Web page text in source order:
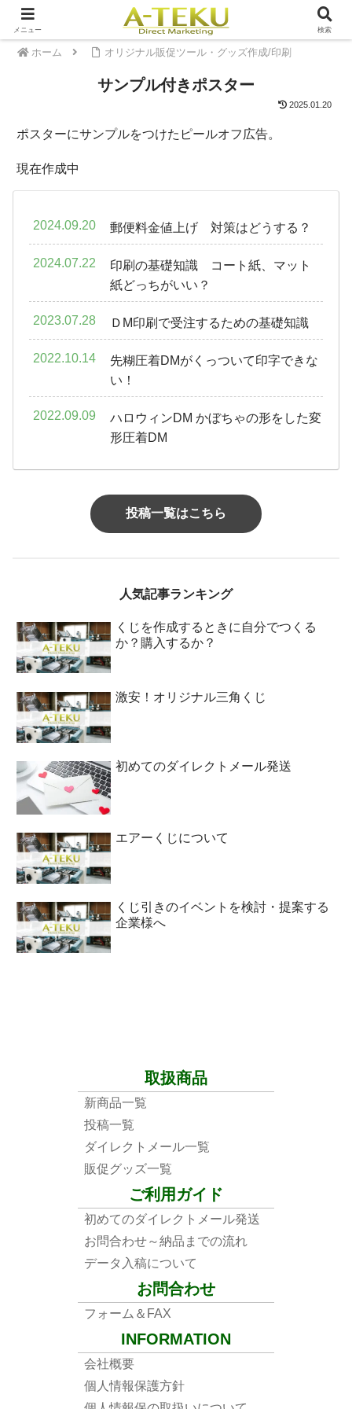
ホーム オリジナル販促ツール・グッズ作成/印刷
サンプル付きポスター
2025.01.20
ポスターにサンプルをつけたピールオフ広告。
現在作成中
郵便料金値上げ 対策はどうする？
2024.09.20
印刷の基礎知識 コート紙、マット
紙どっちがいい？
2024.07.22
ＤM印刷で受注するための基礎知識
2023.07.28
先糊圧着DMがくっついて印字できな
い！
2022.10.14
ハロウィンDM かぼちゃの形をした変
形圧着DM
2022.09.09
投稿一覧はこちら
人気記事ランキング
くじを作成するときに自分でつくる
か？購入するか？
激安！オリジナル三角くじ
初めてのダイレクトメール発送
エアーくじについて
くじ引きのイベントを検討・提案する
企業様へ
取扱商品
新商品一覧
投稿一覧
ダイレクトメール一覧
販促グッズ一覧
ご利用ガイド
初めてのダイレクトメール発送
お問合わせ～納品までの流れ
データ入稿について
お問合わせ
フォーム＆FAX
INFORMATION
会社概要
個人情報保護方針
メニュー 検索